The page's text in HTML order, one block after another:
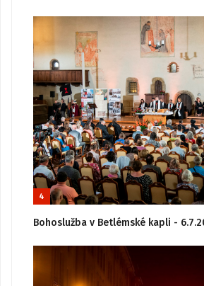
4
Bohoslužba v Betlémské kapli -